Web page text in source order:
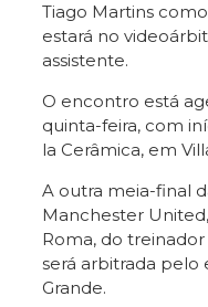
Tiago Martins
estará no
assistente.
O encontro está
quinta-feira, com
la Cerâmica, em
A outra meia-final
Manchester
Roma, do
será arbitrada pelo
Grande.